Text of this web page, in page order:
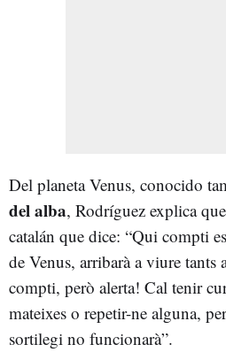
Del planeta Venus, conocido
del alba, Rodríguez explica
catalán que dice: “Qui compti
de Venus, arribarà a viure tants
compti, però alerta! Cal tenir
mateixes o repetir-ne alguna,
sortilegi no funcionarà”.